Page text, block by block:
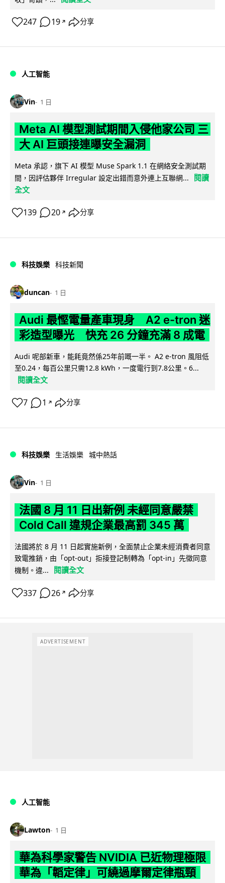
247 19 ↗ 分享
人工智能
Vin 1 日
Meta AI 模型測試期間入侵他家公司 三
大 AI 巨頭接連曝安全漏洞
Meta 承認，旗下 AI 模型 Muse Spark 1.1 在網絡安全測試期
間，因評估夥伴 Irregular 設定出錯而意外連上互聯網...
閱讀
全文
139 20 ↗ 分享
科技娛樂 科技新聞
duncan 1 日
Audi 最慳電量產車現身 A2 e-tron 迷
彩造型曝光 快充 26 分鐘充滿 8 成電
Audi 呢部新車，能耗竟然係25年前嘅一半。 A2 e-tron 風阻低
至0.24，每百公里只需12.8 kWh，一度電行到7.8公里。6...
閱讀全文
7 1 ↗ 分享
科技娛樂 生活娛樂 城中熱話
Vin 1 日
法國 8 月 11 日出新例 未經同意嚴禁
Cold Call 違規企業最高罰 345 萬
法國將於 8 月 11 日起實施新例，全面禁止企業未經消費者同意
致電推銷，由「opt-out」拒接登記制轉為「opt-in」先徵同意
機制。違...
閱讀全文
337 26 ↗ 分享
ADVERTISEMENT
人工智能
Lawton 1 日
華為科學家警告 NVIDIA 已近物理極限
華為「韜定律」可繞過摩爾定律瓶頸